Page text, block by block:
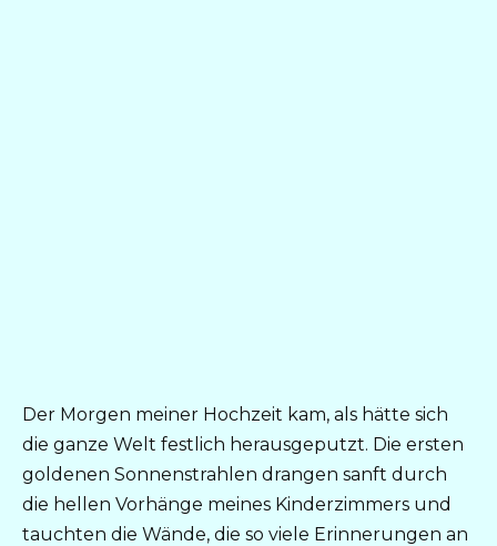
Der Morgen meiner Hochzeit kam, als hätte sich
die ganze Welt festlich herausgeputzt. Die ersten
goldenen Sonnenstrahlen drangen sanft durch
die hellen Vorhänge meines Kinderzimmers und
tauchten die Wände, die so viele Erinnerungen an